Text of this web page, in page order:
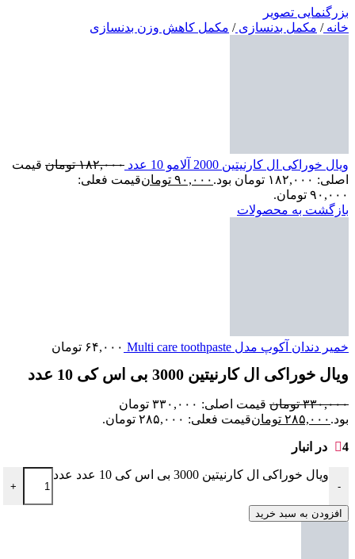
بزرگنمایی تصویر
خانه/ مکمل بدنسازی/ مکمل کاهش وزن بدنسازی
ویال خوراکی ال کارنیتین 2000 آلامو 10 عدد ۱۸۲,۰۰۰ تومان قیمت
اصلی: ۱۸۲,۰۰۰ تومان بود.
۹۰,۰۰۰ تومانقیمت فعلی:
۹۰,۰۰۰ تومان.
بازگشت به محصولات
خمیر دندان آکوپ مدل Multi care toothpaste ۶۴,۰۰۰ تومان
ویال خوراکی ال کارنیتین 3000 بی اس کی 10 عدد
۳۳۰,۰۰۰ تومان
قیمت اصلی: ۳۳۰,۰۰۰ تومان
بود. ۲۸۵,۰۰۰ تومانقیمت فعلی: ۲۸۵,۰۰۰ تومان.
4 در انبار
-
ویال خوراکی ال کارنیتین 3000 بی اس کی 10 عدد عدد
+
افزودن به سبد خرید